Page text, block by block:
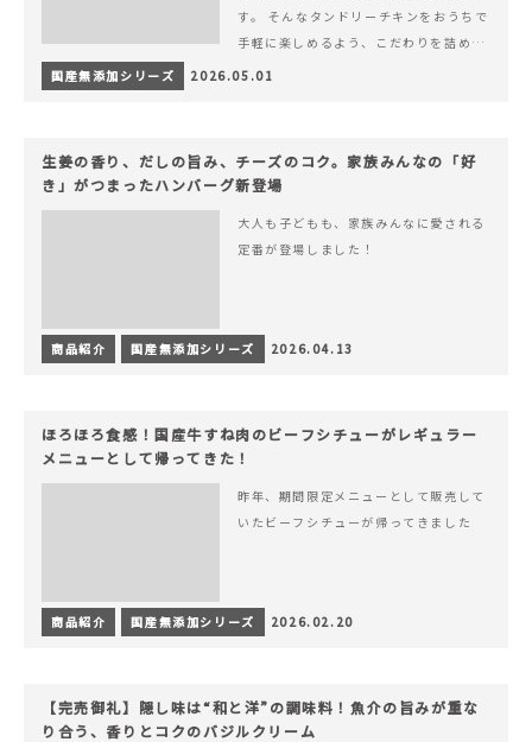
す。 そんなタンドリーチキンをおうちで
手軽に楽しめるよう、こだわりを詰め込
んで仕上げました。 様々なシーンでお召
国産無添加シリーズ 2026.05.01
生姜の香り、だしの旨み、チーズのコク。家族みんなの「好
き」がつまったハンバーグ新登場
大人も子どもも、家族みんなに愛される
定番が登場しました！
商品紹介 国産無添加シリーズ 2026.04.13
ほろほろ食感！国産牛すね肉のビーフシチューがレギュラー
メニューとして帰ってきた！
昨年、期間限定メニューとして販売して
いたビーフシチューが帰ってきました
商品紹介 国産無添加シリーズ 2026.02.20
【完売御礼】隠し味は“和と洋”の調味料！魚介の旨みが重な
り合う、香りとコクのバジルクリーム